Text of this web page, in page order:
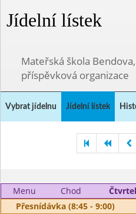
Jídelní lístek
Mateřská škola
příspěvková organizace
Vybrat jídelnu Jídelní lístek
Menu Chod
Přesnídávka (8:45 - 9:00)